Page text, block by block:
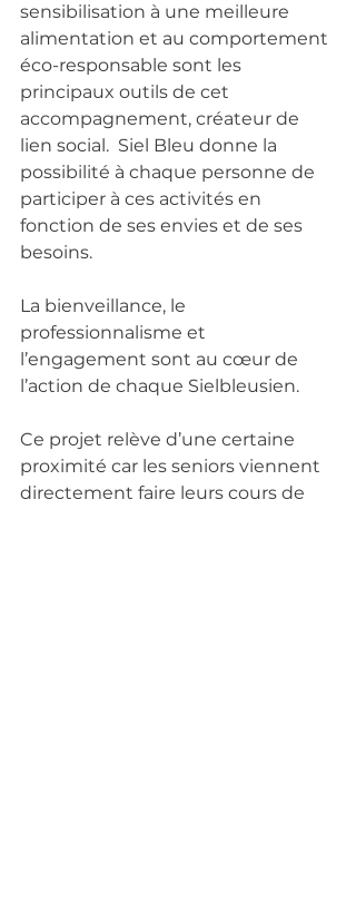
sensibilisation à une meilleure
alimentation et au comportement
éco-responsable sont les
principaux outils de cet
accompagnement, créateur de
lien social.  Siel Bleu donne la
possibilité à chaque personne de
participer à ces activités en
fonction de ses envies et de ses
besoins.
La bienveillance, le
professionnalisme et
l’engagement sont au cœur de
l’action de chaque Sielbleusien.
Ce projet relève d’une certaine
proximité car les seniors viennent
directement faire leurs cours de